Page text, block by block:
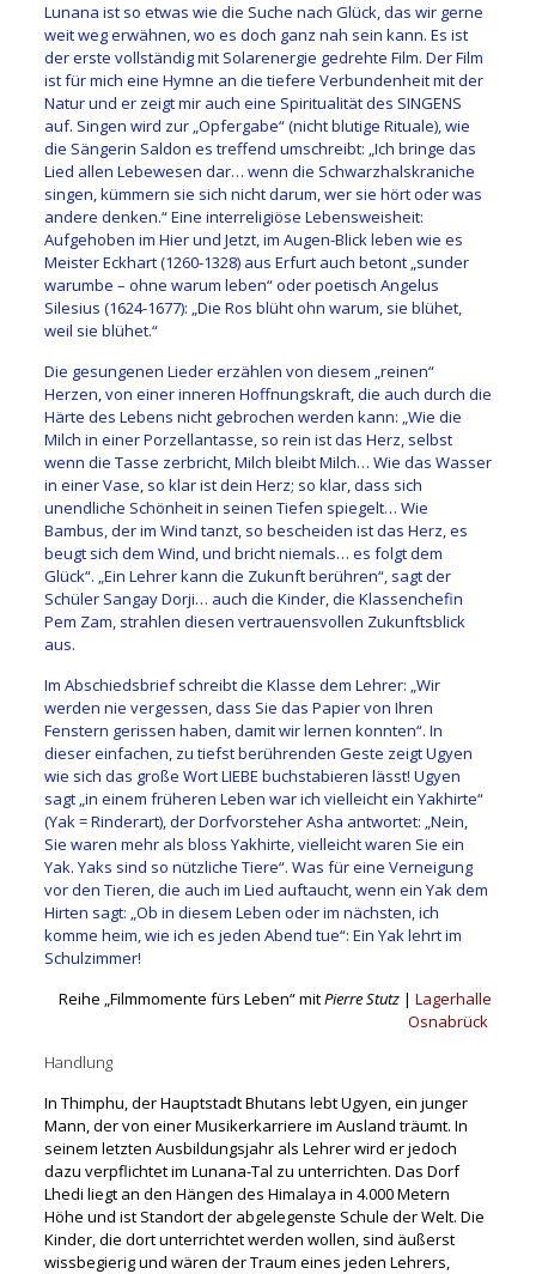
Lunana ist so etwas wie die Suche nach Glück, das wir gerne
weit weg erwähnen, wo es doch ganz nah sein kann. Es ist
der erste vollständig mit Solarenergie gedrehte Film. Der Film
ist für mich eine Hymne an die tiefere Verbundenheit mit der
Natur und er zeigt mir auch eine Spiritualität des SINGENS
auf. Singen wird zur „Opfergabe“ (nicht blutige Rituale), wie
die Sängerin Saldon es treffend umschreibt: „Ich bringe das
Lied allen Lebewesen dar… wenn die Schwarzhalskraniche
singen, kümmern sie sich nicht darum, wer sie hört oder was
andere denken.“ Eine interreligiöse Lebensweisheit:
Aufgehoben im Hier und Jetzt, im Augen-Blick leben wie es
Meister Eckhart (1260-1328) aus Erfurt auch betont „sunder
warumbe – ohne warum leben“ oder poetisch Angelus
Silesius (1624-1677): „Die Ros blüht ohn warum, sie blühet,
weil sie blühet.“
Die gesungenen Lieder erzählen von diesem „reinen“
Herzen, von einer inneren Hoffnungskraft, die auch durch die
Härte des Lebens nicht gebrochen werden kann: „Wie die
Milch in einer Porzellantasse, so rein ist das Herz, selbst
wenn die Tasse zerbricht, Milch bleibt Milch… Wie das Wasser
in einer Vase, so klar ist dein Herz; so klar, dass sich
unendliche Schönheit in seinen Tiefen spiegelt… Wie
Bambus, der im Wind tanzt, so bescheiden ist das Herz, es
beugt sich dem Wind, und bricht niemals… es folgt dem
Glück“. „Ein Lehrer kann die Zukunft berühren“, sagt der
Schüler Sangay Dorji… auch die Kinder, die Klassenchefin
Pem Zam, strahlen diesen vertrauensvollen Zukunftsblick
aus.
Im Abschiedsbrief schreibt die Klasse dem Lehrer: „Wir
werden nie vergessen, dass Sie das Papier von Ihren
Fenstern gerissen haben, damit wir lernen konnten“. In
dieser einfachen, zu tiefst berührenden Geste zeigt Ugyen
wie sich das große Wort LIEBE buchstabieren lässt! Ugyen
sagt „in einem früheren Leben war ich vielleicht ein Yakhirte“
(Yak = Rinderart), der Dorfvorsteher Asha antwortet: „Nein,
Sie waren mehr als bloss Yakhirte, vielleicht waren Sie ein
Yak. Yaks sind so nützliche Tiere“. Was für eine Verneigung
vor den Tieren, die auch im Lied auftaucht, wenn ein Yak dem
Hirten sagt: „Ob in diesem Leben oder im nächsten, ich
komme heim, wie ich es jeden Abend tue“: Ein Yak lehrt im
Schulzimmer!
Reihe „Filmmomente fürs Leben“ mitPierre Stutz | Lagerhalle
Osnabrück
Handlung
In Thimphu, der Hauptstadt Bhutans lebt Ugyen, ein junger
Mann, der von einer Musikerkarriere im Ausland träumt. In
seinem letzten Ausbildungsjahr als Lehrer wird er jedoch
dazu verpflichtet im Lunana-Tal zu unterrichten. Das Dorf
Lhedi liegt an den Hängen des Himalaya in 4.000 Metern
Höhe und ist Standort der abgelegenste Schule der Welt. Die
Kinder, die dort unterrichtet werden wollen, sind äußerst
wissbegierig und wären der Traum eines jeden Lehrers,